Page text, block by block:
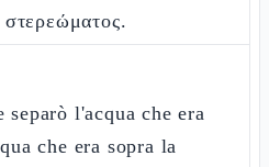
l'acqua che era
che era sopra la